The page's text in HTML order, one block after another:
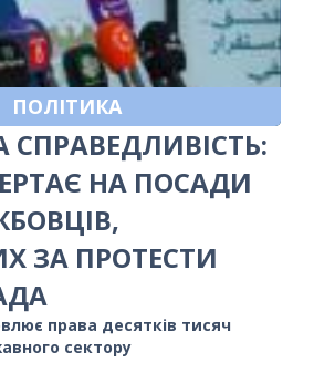
ПОЛІТИКА
СПРАВЕДЛИВІСТЬ:
НА ПОСАДИ
ЗА ПРОТЕСТИ
права десятків тисяч
сектору